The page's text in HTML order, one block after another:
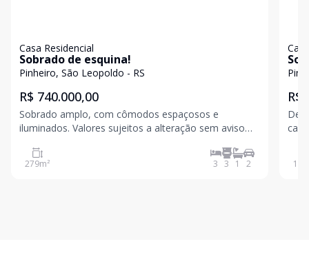
Casa Residencial
Sobrado de esquina!
Pinheiro, São Leopoldo - RS
R$ 740.000,00
Sobrado amplo, com cômodos espaçosos e
iluminados. Valores sujeitos a alteração sem aviso
279m² 3 3 1 2
R$
164